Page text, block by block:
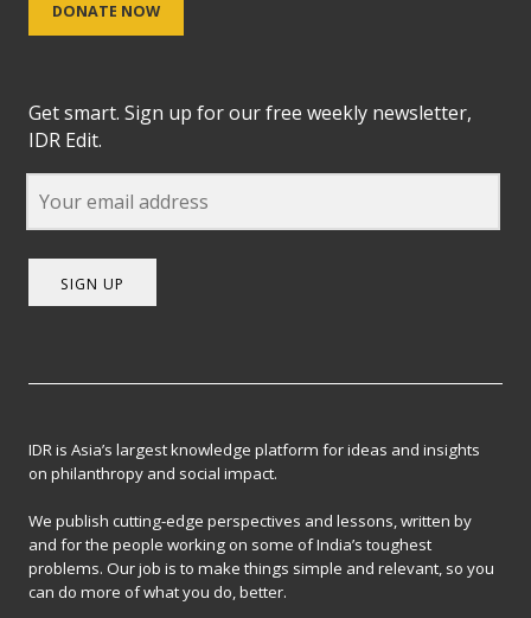
DONATE NOW
Get smart. Sign up for our free weekly newsletter,
IDR Edit.
SIGN UP
IDR is Asia’s largest knowledge platform for ideas and insights
on philanthropy and social impact.
We publish cutting-edge perspectives and lessons, written by
and for the people working on some of India’s toughest
problems. Our job is to make things simple and relevant, so you
can do more of what you do, better.